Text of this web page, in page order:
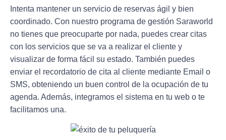
Intenta mantener un servicio de reservas ágil y bien
coordinado. Con nuestro programa de gestión Saraworld
no tienes que preocuparte por nada, puedes crear citas
con los servicios que se va a realizar el cliente y
visualizar de forma fácil su estado. También puedes
enviar el recordatorio de cita al cliente mediante Email o
SMS, obteniendo un buen control de la ocupación de tu
agenda. Además, integramos el sistema en tu web o te
facilitamos una.